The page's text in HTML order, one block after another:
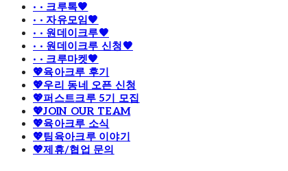
· · 크루톡🧡
· · 자유모임🧡
· · 원데이크루🧡
· · 원데이크루 신청🧡
· · 크루마켓🧡
💖육아크루 후기
💖우리 동네 오픈 신청
💖퍼스트크루 5기 모집
💖JOIN OUR TEAM
💖육아크루 소식
💖팀육아크루 이야기
💖제휴/협업 문의